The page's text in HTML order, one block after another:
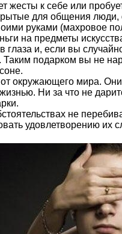
жесты к себе или
для общения
руками (махровое
на предметы
и, если вы
. Таким подарком вы не
окружающего мира.
Ни за что не
не
удовлетворению их